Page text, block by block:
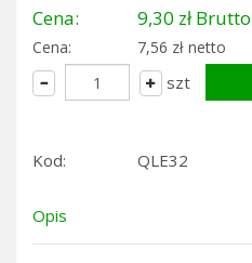
Cena: 9,30 zł Brutto
Cena:
7,56 zł netto
szt
Kod: QLE32
Opis